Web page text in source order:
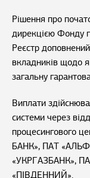
Рішення про
дирекцією Фонду
Реєстр
вкладників щодо
загальну
Виплати
системи через
процесингового
БАНК», ПАТ
«УКРГАЗБАНК»,
«ПІВДЕННИЙ».